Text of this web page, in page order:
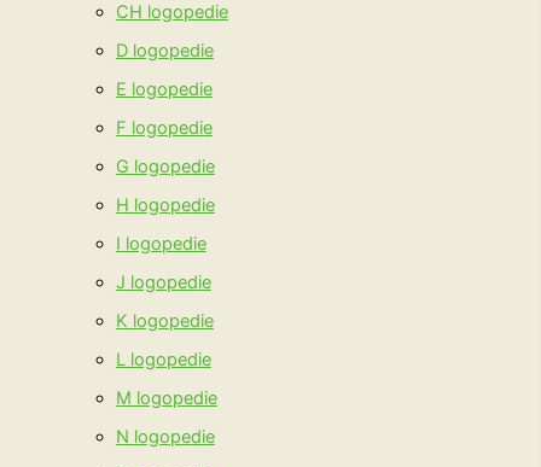
CH logopedie
D logopedie
E logopedie
F logopedie
G logopedie
H logopedie
I logopedie
J logopedie
K logopedie
L logopedie
M logopedie
N logopedie